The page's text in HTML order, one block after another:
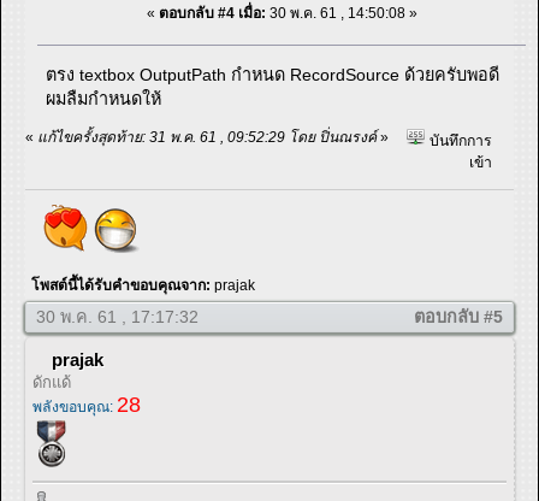
« ตอบกลับ #4 เมื่อ: 30 พ.ค. 61 , 14:50:08 »
ตรง textbox OutputPath กำหนด RecordSource ด้วยครับพอดี
ผมลืมกำหนดให้
« แก้ไขครั้งสุดท้าย: 31 พ.ค. 61 , 09:52:29 โดย ปิ่นณรงค์»
บันทึกการ
เข้า
โพสต์นี้ได้รับคำขอบคุณจาก: prajak
30 พ.ค. 61 , 17:17:32 ตอบกลับ #5
prajak
ดักแด้
พลังขอบคุณ: 28